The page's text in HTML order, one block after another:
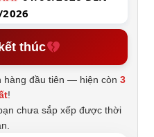
thúc
hàng đầu tiên — hiện còn3
!
chưa sắp xếp được thời